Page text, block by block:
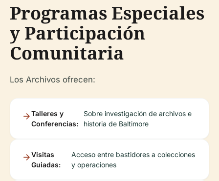
Programas Especiales
y Participación
Comunitaria
Los Archivos ofrecen:
Talleres y
Conferencias:
Sobre investigación de archivos e
historia de Baltimore
Visitas
Guiadas:
Acceso entre bastidores a colecciones
y operaciones